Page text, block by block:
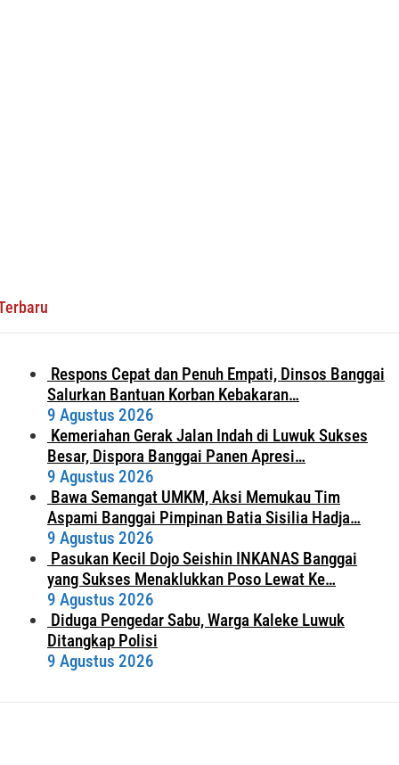
Respons Cepat dan Penuh Empati, Dinsos Banggai
Salurkan Bantuan Korban Kebakaran…
9 Agustus 2026
Kemeriahan Gerak Jalan Indah di Luwuk Sukses
Besar, Dispora Banggai Panen Apresi…
9 Agustus 2026
Bawa Semangat UMKM, Aksi Memukau Tim
Aspami Banggai Pimpinan Batia Sisilia Hadja…
9 Agustus 2026
Pasukan Kecil Dojo Seishin INKANAS Banggai
yang Sukses Menaklukkan Poso Lewat Ke…
9 Agustus 2026
Diduga Pengedar Sabu, Warga Kaleke Luwuk
Ditangkap Polisi
9 Agustus 2026